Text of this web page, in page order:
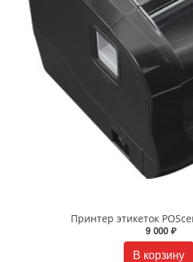
Принтер этикеток
9 000 ₽
В корзину